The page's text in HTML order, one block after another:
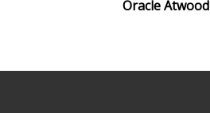
Oracle Atwood